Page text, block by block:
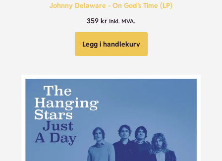
Johnny Delaware - On God's Time (LP)
359 kr Inkl. MVA.
Legg i handlekurv